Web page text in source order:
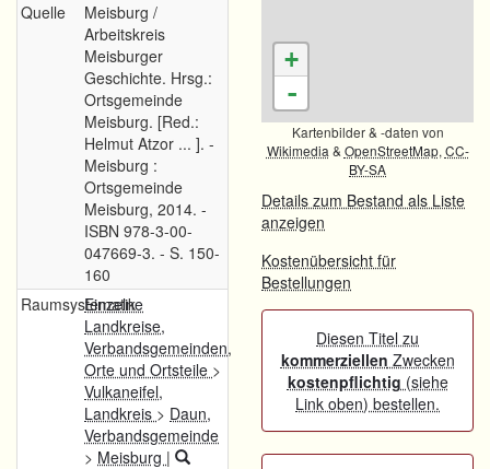
Quelle
Meisburg /
Arbeitskreis
Meisburger
Geschichte. Hrsg.:
Ortsgemeinde
Meisburg. [Red.:
Helmut Atzor ... ]. -
Meisburg :
Ortsgemeinde
Meisburg, 2014. -
ISBN 978-3-00-
047669-3. - S. 150-
160
Raumsystematik
Einzelne
Landkreise,
Verbandsgemeinden,
Orte und Ortsteile >
Vulkaneifel,
Landkreis > Daun,
Verbandsgemeinde
> Meisburg |
+
-
Kartenbilder & -daten von
Wikimedia & OpenStreetMap, CC-
BY-SA
Details zum Bestand als Liste
anzeigen
Kostenübersicht für
Bestellungen
Diesen Titel zu
kommerziellen Zwecken
kostenpflichtig (siehe
Link oben) bestellen.